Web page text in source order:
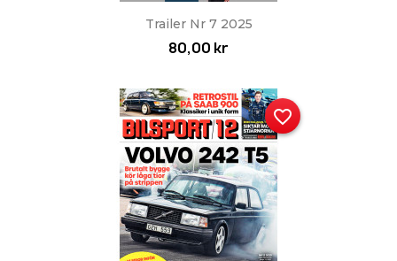
Trailer Nr 7 2025
80,00 kr
favorite_border